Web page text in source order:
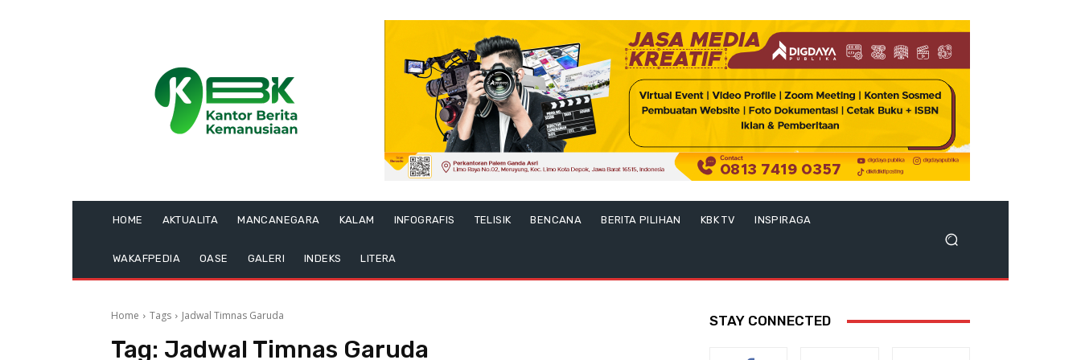
HOME AKTUALITA MANCANEGARA KALAM INFOGRAFIS TELISIK BENCANA BERITA PILIHAN KBK TV INSPIRAGA
WAKAFPEDIA OASE GALERI INDEKS LITERA
Home Tags Jadwal Timnas Garuda
Tag: Jadwal Timnas Garuda
STAY CONNECTED